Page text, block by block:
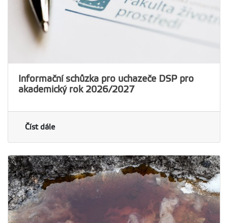
Informační schůzka pro uchazeče DSP pro
akademický rok 2026/2027
Číst dále